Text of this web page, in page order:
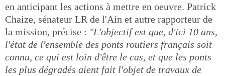
en anticipant les actions à mettre en oeuvre. Patrick
Chaize, sénateur LR de l'Ain et autre rapporteur de
la mission, précise : "L'objectif est que, d'ici 10 ans,
l'état de l'ensemble des ponts routiers français soit
connu, ce qui est loin d'être le cas, et que les ponts
les plus dégradés aient fait l'objet de travaux de